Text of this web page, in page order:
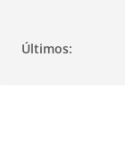
Últimos: